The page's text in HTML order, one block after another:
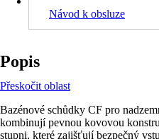
Návod k obsluze
Popis
Přeskočit oblast
Bazénové schůdky CF pro
kombinují pevnou kovovou
stupni, které zajišťují bezpečný